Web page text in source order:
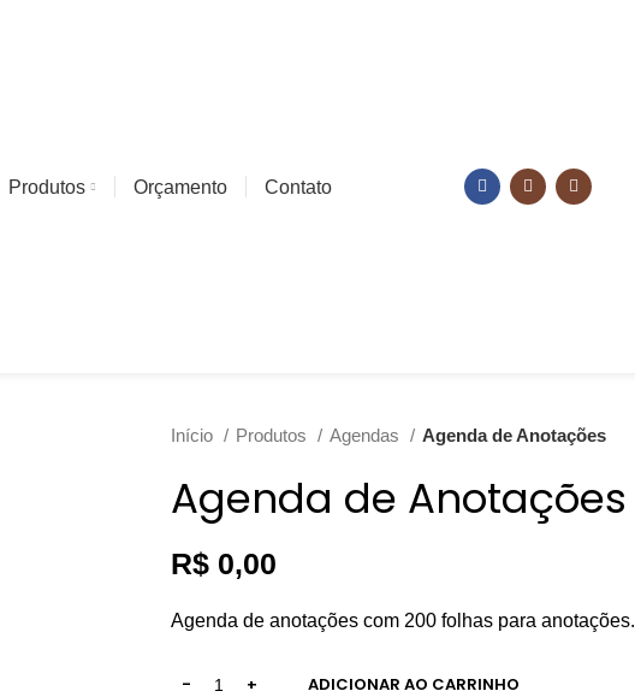
Produtos Orçamento Contato
Início Produtos Agendas Agenda de Anotações
Agenda de Anotações
R$ 0,00
Agenda de anotações com 200 folhas para anotações.
ADICIONAR AO CARRINHO